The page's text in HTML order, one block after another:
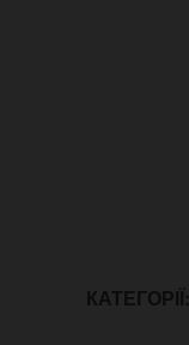
КАТЕГОРІЇ: